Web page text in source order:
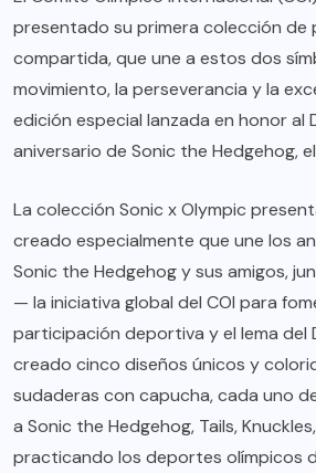
presentado su primera colección
compartida, que une a estos dos
movimiento, la perseverancia y la
edición especial lanzada en honor al
aniversario de Sonic the Hedgehog,
La colección Sonic x Olympic
creado especialmente que une los
Sonic the Hedgehog y sus amigos,
— la iniciativa global del COI para
participación deportiva y el lema del
creado cinco diseños únicos y
sudaderas con capucha, cada uno
a Sonic the Hedgehog, Tails,
practicando los deportes olímpicos